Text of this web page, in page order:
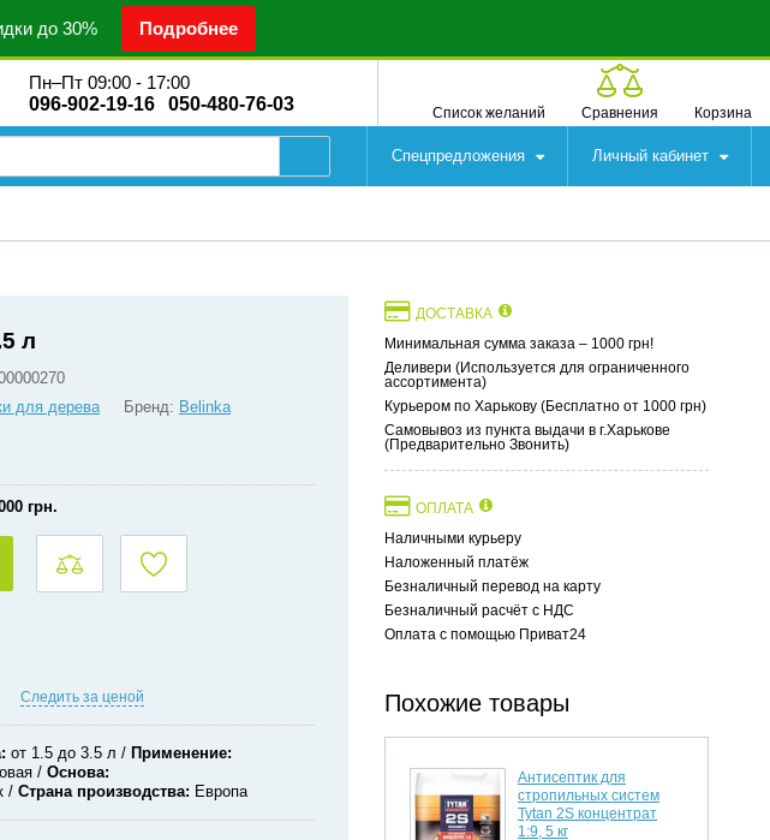
до 30% Подробнее
Пн–Пт 09:00 - 17:00
096-902-19-16
050-480-76-03 Список желаний Сравнения Корзина
Спецпредложения Личный кабинет
л
для дерева Бренд: Belinka
грн.
Следить за ценой
от 1.5 до 3.5 л
Применение
Основа
Страна производства Европа
ДОСТАВКА
Минимальная сумма заказа – 1000 грн!
Деливери (Используется для ограниченного
ассортимента)
Курьером по Харькову (Бесплатно от 1000 грн)
Самовывоз из пункта выдачи в г.Харькове
(Предварительно Звонить)
ОПЛАТА
Наличными курьеру
Наложенный платёж
Безналичный перевод на карту
Безналичный расчёт с НДС
Оплата с помощью Приват24
Похожие товары
Антисептик для
стропильных систем
Tytan 2S концентрат
1:9, 5 кг